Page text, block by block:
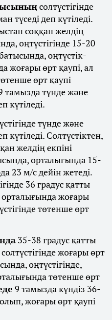
солтүстігінде
түседі деп күтіледі.
соққан желдің
оңтүстігінде 15-20
оңтүстік-
жоғары өрт қаупі, ал
өрт қаупі
тамызда түнде және
күтіледі.
түнде және
күтіледі. Солтүстіктен,
желдің екпіні
орталығында 15-
23 м/с дейін жетеді.
36 градус қатты
жоғары
төтенше өрт
35-38 градус қатты
жоғары өрт
оңтүстігінде,
төтенше өрт
9 тамызда күндіз 36-
жоғары өрт қаупі